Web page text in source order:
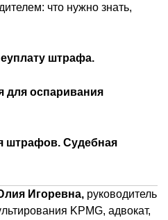
что нужно знать,
штрафа.
для оспаривания
штрафов. Судебная
Игоревна, руководитель
KPMG, адвокат,